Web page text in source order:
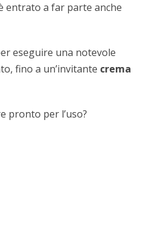
entrato a far parte anche
eseguire una notevole
fino a un’invitante crema
pronto per l’uso?